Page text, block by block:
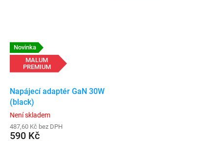
Novinka
MALUM
PREMIUM
Napájecí adaptér GaN 30W
(black)
Není skladem
487,60 Kč bez DPH
590 Kč